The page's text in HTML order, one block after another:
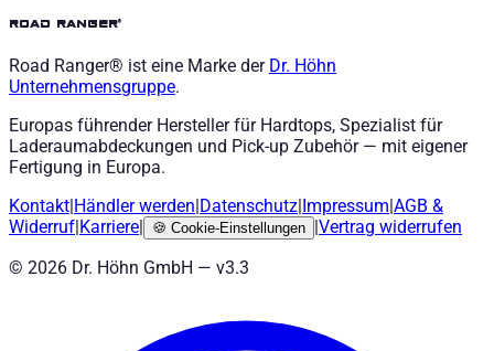
road ranger®
Road Ranger® ist eine Marke der Dr. Höhn
Unternehmensgruppe.
Europas führender Hersteller für Hardtops, Spezialist für
Laderaumabdeckungen und Pick-up Zubehör — mit eigener
Fertigung in Europa.
Kontakt Händler werden Datenschutz Impressum AGB &
Widerruf Karriere 🍪 Cookie-Einstellungen
Vertrag widerrufen
© 2026 Dr. Höhn GmbH — v3.3